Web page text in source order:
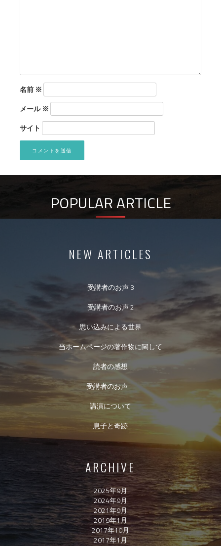
名前 ※
メール※
サイト
POPULAR ARTICLE
NEW ARTICLES
受講者のお声 3
受講者のお声 2
思い込みによる世界
当ホームページの著作物に関して
読者の感想
受講者のお声
講演について
息子と奇跡
ARCHIVE
2025年9月
2024年9月
2021年9月
2019年1月
2017年10月
2017年1月